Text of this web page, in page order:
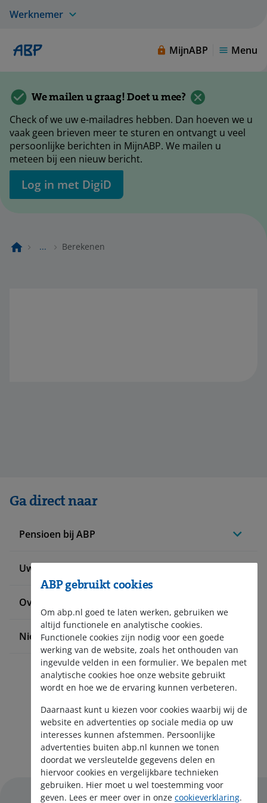
Werknemer
MijnABP Menu
We mailen u graag! Doet u mee?
Check of we uw e-mailadres hebben. Dan hoeven we u
vaak geen brieven meer te sturen en ontvangt u veel
persoonlijke berichten in MijnABP. We mailen u
meteen bij een nieuw bericht.
Log in met DigiD
... Berekenen
Ga direct naar
Pensioen bij ABP
Uw situatie verandert
Over ABP
Nieuws en pers
Aanmelden nieuwsbrief
ABP gebruikt cookies
Om abp.nl goed te laten werken, gebruiken we
altijd functionele en analytische cookies.
Functionele cookies zijn nodig voor een goede
werking van de website, zoals het onthouden van
ingevulde velden in een formulier. We bepalen met
analytische cookies hoe onze website gebruikt
wordt en hoe we de ervaring kunnen verbeteren.
Daarnaast kunt u kiezen voor cookies waarbij wij de
website en advertenties op sociale media op uw
interesses kunnen afstemmen. Persoonlijke
advertenties buiten abp.nl kunnen we tonen
doordat we versleutelde gegevens delen en
hiervoor cookies en vergelijkbare technieken
gebruiken. Hier moet u wel toestemming voor
geven. Lees er meer over in onze cookieverklaring.